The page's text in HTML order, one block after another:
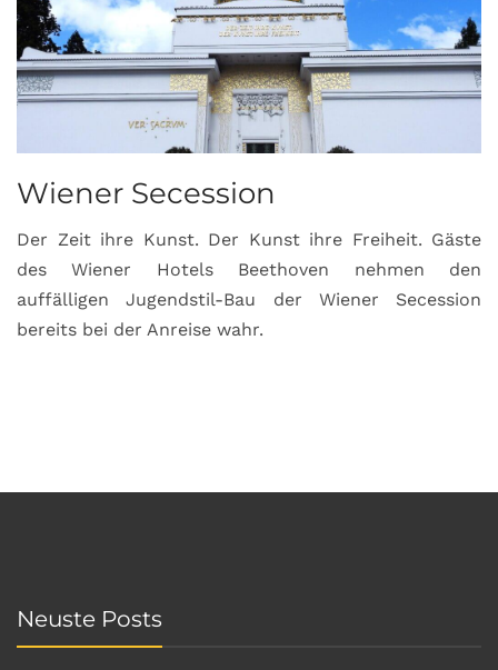
Wiener Secession
Der Zeit ihre Kunst. Der Kunst ihre Freiheit. Gäste
des Wiener Hotels Beethoven nehmen den
auffälligen Jugendstil-Bau der Wiener Secession
bereits bei der Anreise wahr.
Neuste Posts